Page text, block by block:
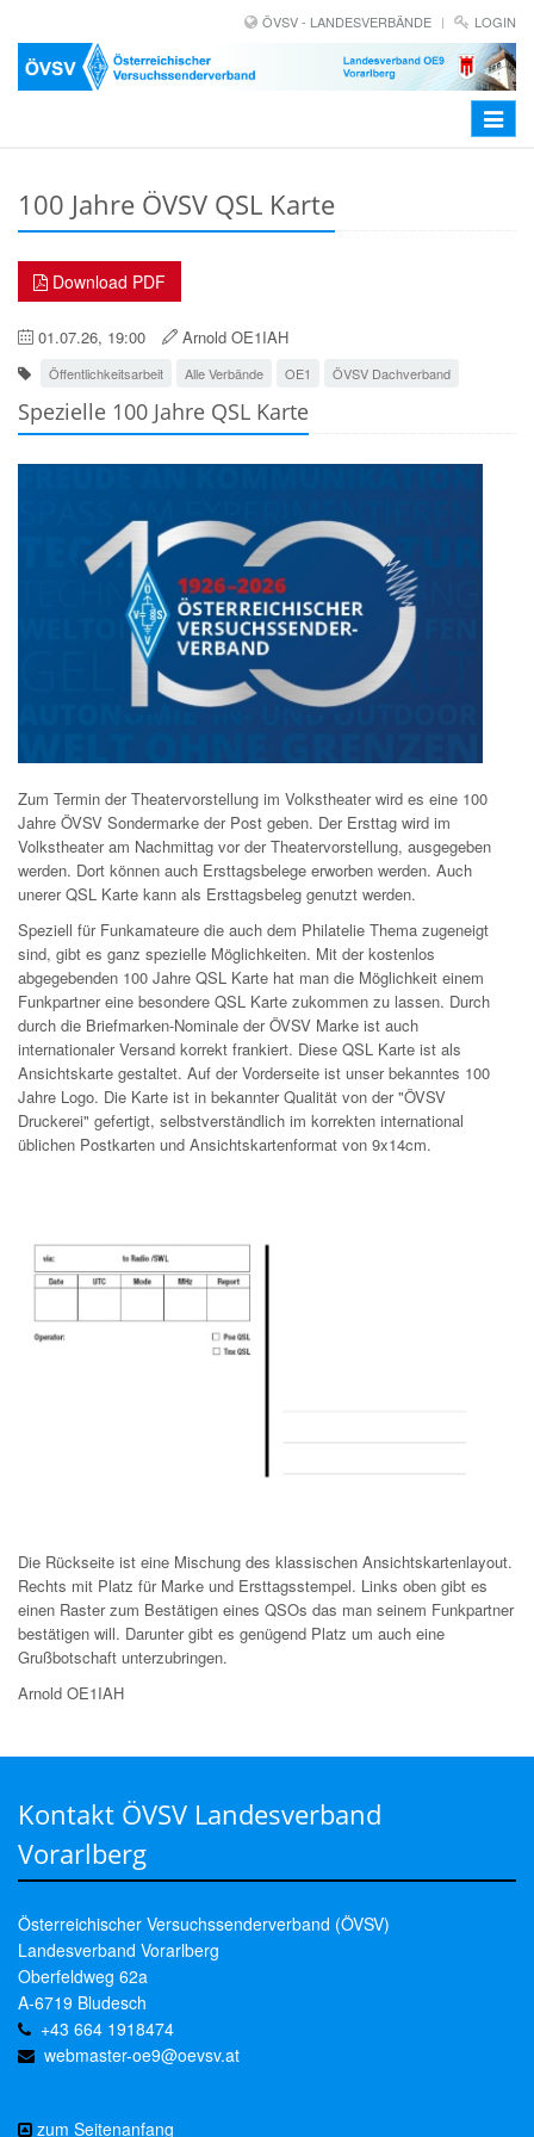
ÖVSV - LANDESVERBÄNDE LOGIN
Toggle
100 Jahre ÖVSV QSL Karte
Download PDF
01.07.26, 19:00 Arnold OE1IAH
Öffentlichkeitsarbeit Alle Verbände OE1 ÖVSV Dachverband
Spezielle 100 Jahre QSL Karte
Zum Termin der Theatervorstellung im Volkstheater wird es eine 100
Jahre ÖVSV Sondermarke der Post geben. Der Ersttag wird im
Volkstheater am Nachmittag vor der Theatervorstellung, ausgegeben
werden. Dort können auch Ersttagsbelege erworben werden. Auch
unerer QSL Karte kann als Ersttagsbeleg genutzt werden.
Speziell für Funkamateure die auch dem Philatelie Thema zugeneigt
sind, gibt es ganz spezielle Möglichkeiten. Mit der kostenlos
abgegebenden 100 Jahre QSL Karte hat man die Möglichkeit einem
Funkpartner eine besondere QSL Karte zukommen zu lassen. Durch
durch die Briefmarken-Nominale der ÖVSV Marke ist auch
internationaler Versand korrekt frankiert. Diese QSL Karte ist als
Ansichtskarte gestaltet. Auf der Vorderseite ist unser bekanntes 100
Jahre Logo. Die Karte ist in bekannter Qualität von der "ÖVSV
Druckerei" gefertigt, selbstverständlich im korrekten international
üblichen Postkarten und Ansichtskartenformat von 9x14cm.
Die Rückseite ist eine Mischung des klassischen Ansichtskartenlayout.
Rechts mit Platz für Marke und Ersttagsstempel. Links oben gibt es
einen Raster zum Bestätigen eines QSOs das man seinem Funkpartner
bestätigen will. Darunter gibt es genügend Platz um auch eine
Grußbotschaft unterzubringen.
Arnold OE1IAH
Kontakt ÖVSV Landesverband
Vorarlberg
Österreichischer Versuchssenderverband (ÖVSV)
Landesverband Vorarlberg
Oberfeldweg 62a
A-6719 Bludesch
+43 664 1918474
webmaster-oe9@oevsv.at
zum Seitenanfang